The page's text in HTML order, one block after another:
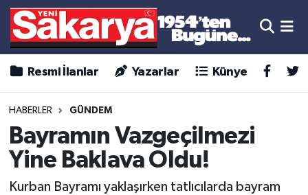
Resmi İlanlar Yazarlar Künye
HABERLER GÜNDEM
Bayramın Vazgeçilmezi
Yine Baklava Oldu!
Kurban Bayramı yaklaşırken tatlıcılarda bayram